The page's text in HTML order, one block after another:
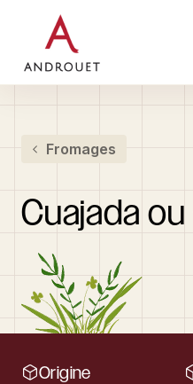
Rechercher un mot clé
Fromages
Cuajada ou
Origine